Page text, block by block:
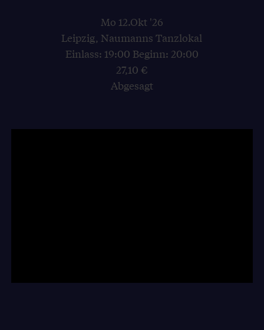
Mo 12.Okt '26
Leipzig, Naumanns Tanzlokal
Einlass: 19:00 Beginn: 20:00
27,10 €
Abgesagt